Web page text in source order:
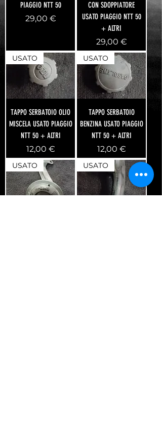
PIAGGIO NTT 50
Prezzo
29,00 €
CON SDOPPIATORE
USATO PIAGGIO NTT 50
+ ALTRI
Prezzo
29,00 €
USATO
TAPPO SERBATOIO OLIO
MISCELA USATO PIAGGIO
NTT 50 + ALTRI
Prezzo
12,00 €
USATO
TAPPO SERBATOIO
BENZINA USATO PIAGGIO
NTT 50 + ALTRI
Prezzo
12,00 €
USATO USATO